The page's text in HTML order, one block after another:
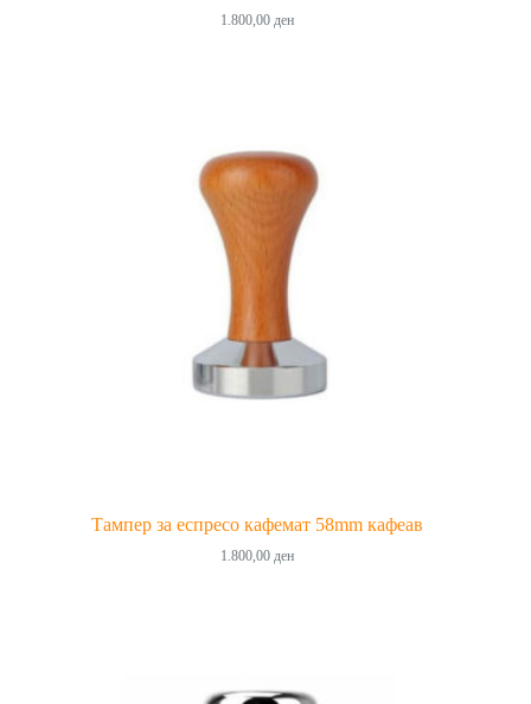
1.800,00 ден
Тампер за еспресо кафемат 58mm кафеав
1.800,00 ден